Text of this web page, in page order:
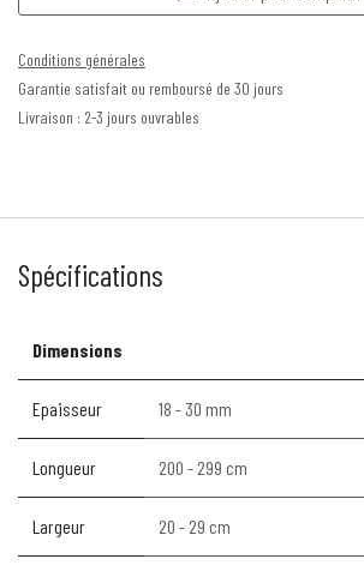
Conditions générales
Garantie satisfait ou remboursé de 30 jours
Livraison : 2-3 jours ouvrables
Spécifications
Dimensions
Epaisseur 18 - 30 mm
Longueur 200 - 299 cm
Largeur 20 - 29 cm